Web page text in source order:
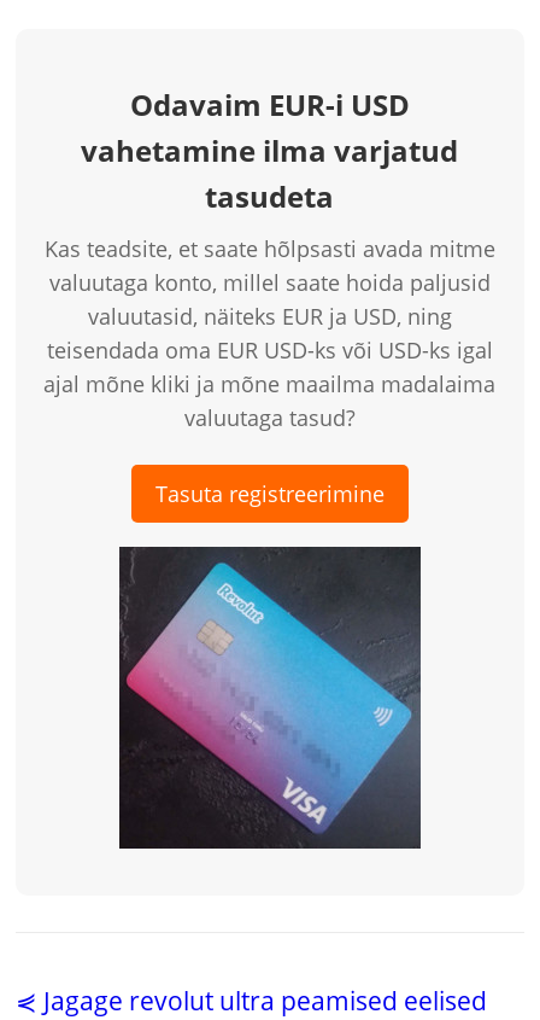
Odavaim EUR-i USD
vahetamine ilma varjatud
tasudeta
Kas teadsite, et saate hõlpsasti avada mitme
valuutaga konto, millel saate hoida paljusid
valuutasid, näiteks EUR ja USD, ning
teisendada oma EUR USD-ks või USD-ks igal
ajal mõne kliki ja mõne maailma madalaima
valuutaga tasud?
Tasuta registreerimine
⋞ Jagage revolut ultra peamised eelised